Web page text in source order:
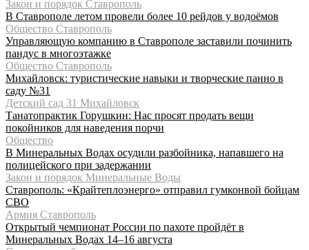
Закон и порядок Ставрополь
В Ставрополе летом провели более 10 рейдов у водоёмов
Общество Ставрополь
Управляющую компанию в Ставрополе заставили починить
пандус в многоэтажке
Общество Ставрополь
Михайловск: туристические навыки и творческие панно в
саду №31
Детский сад 31 Михайловск
Танатопрактик Горушкин: Нас просят продать вещи
покойников для наведения порчи
Общество
В Минеральных Водах осудили разбойника, напавшего на
полицейского при задержании
Закон и порядок Минеральные Воды
Ставрополь: «Крайтеплоэнерго» отправил гумконвой бойцам
СВО
Армия Ставрополь
Открытый чемпионат России по пахоте пройдёт в
Минеральных Водах 14–16 августа